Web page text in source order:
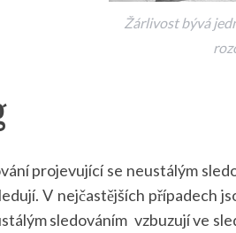
Žárlivost bývá
projevující se neustálým
V nejčastějších případech
sledováním vzbuzují ve